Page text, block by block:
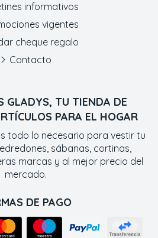
GLADYS, TU TIENDA DE
PARA EL HOGAR
todo lo necesario para vestir tu
sábanas, cortinas,
marcas y al mejor precio del
mercado.
DE PAGO
informativos
vigentes
cheque regalo
Contacto